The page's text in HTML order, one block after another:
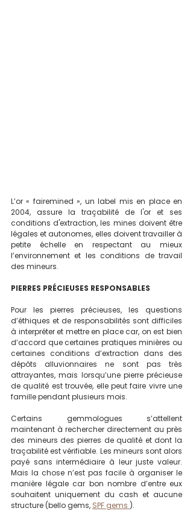
L’or « fairemined », un label mis en place en
2004, assure la traçabilité de l'or et ses
conditions d'extraction, les mines doivent être
légales et autonomes, elles doivent travailler à
petite échelle en respectant au mieux
l’environnement et les conditions de travail
des mineurs.
PIERRES PRÉCIEUSES RESPONSABLES
Pour les pierres précieuses, les questions
d’éthiques et de responsabilités sont difficiles
à interpréter et mettre en place car, on est bien
d’accord que certaines pratiques minières ou
certaines conditions d’extraction dans des
dépôts alluvionnaires ne sont pas très
attrayantes, mais lorsqu’une pierre précieuse
de qualité est trouvée, elle peut faire vivre une
famille pendant plusieurs mois.
Certains gemmologues s’attellent
maintenant à rechercher directement au près
des mineurs des pierres de qualité et dont la
traçabilité est vérifiable. Les mineurs sont alors
payé sans intermédiaire à leur juste valeur.
Mais la chose n’est pas facile à organiser le
manière légale car bon nombre d’entre eux
souhaitent uniquement du cash et aucune
structure (bello gems, SPF gems ).